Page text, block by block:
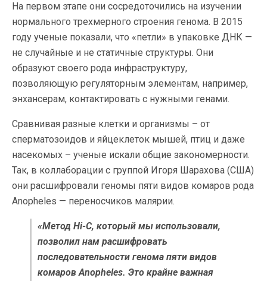
На первом этапе они сосредоточились на изучении
нормального трехмерного строения генома. В 2015
году ученые показали, что «петли» в упаковке ДНК —
не случайные и не статичные структуры. Они
образуют своего рода инфраструктуру,
позволяющую регуляторным элементам, например,
энхансерам, контактировать с нужными генами.
Сравнивая разные клетки и организмы – от
сперматозоидов и яйцеклеток мышей, птиц и даже
насекомых – ученые искали общие закономерности.
Так, в коллаборации с группой Игоря Шарахова (США)
они расшифровали геномы пяти видов комаров рода
Anopheles — переносчиков малярии.
«Метод Hi-C, который мы использовали,
позволил нам расшифровать
последовательности генома пяти видов
комаров Anopheles. Это крайне важная